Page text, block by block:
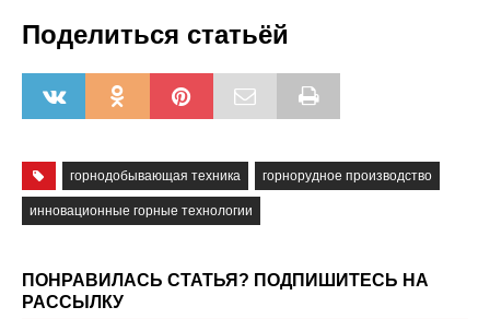
Поделиться статьёй
горнодобывающая техника горнорудное производство
инновационные горные технологии
ПОНРАВИЛАСЬ СТАТЬЯ? ПОДПИШИТЕСЬ НА
РАССЫЛКУ